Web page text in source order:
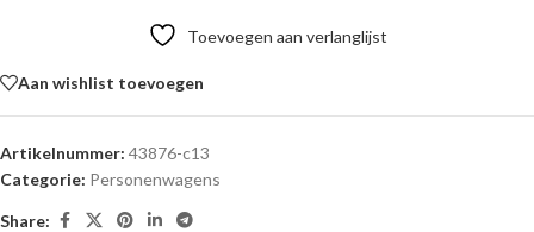
Toevoegen aan verlanglijst
Aan wishlist toevoegen
Artikelnummer: 43876-c13
Categorie: Personenwagens
Share: